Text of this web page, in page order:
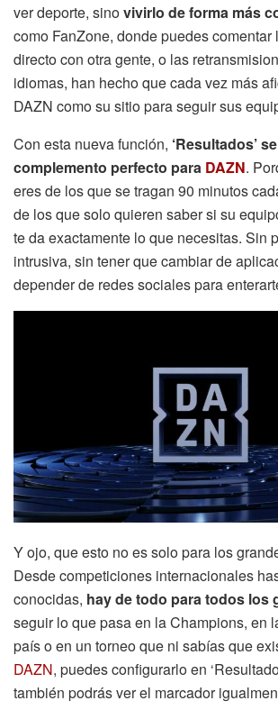
ver deporte, sinovivirlo de forma más
como FanZone, donde puedes comentar
directo con otra gente, o las
idiomas, han hecho que cada vez más
DAZN como su sitio para seguir sus
Con esta nueva función, ‘Resultados’
complemento perfecto para DAZN.
eres de los que se tragan 90 minutos
de los que solo quieren saber si su
te da exactamente lo que necesitas. Sin
intrusiva, sin tener que cambiar de
depender de redes sociales para
Y ojo, que esto no es solo para los
Desde competiciones internacionales
conocidas, hay de todo para todos los
seguir lo que pasa en la Champions, en
país o en un torneo que ni sabías que
DAZN, puedes configurarlo en
también podrás ver el marcador